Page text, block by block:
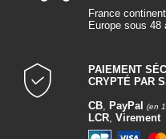
France
Europe sous 48
PAIEMENT
CRYPTÉ PAR
CB, PayPal (en
LCR, Virement